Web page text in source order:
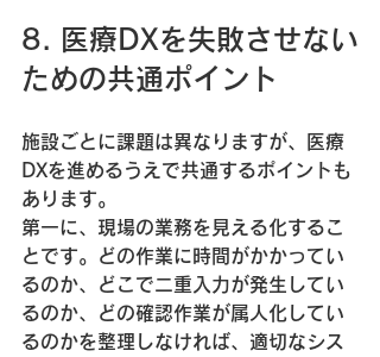
8. 医療DXを失敗させない
ための共通ポイント
施設ごとに課題は異なりますが、医療
DXを進めるうえで共通するポイントも
あります。
第一に、現場の業務を見える化するこ
とです。どの作業に時間がかかってい
るのか、どこで二重入力が発生してい
るのか、どの確認作業が属人化してい
るのかを整理しなければ、適切なシス